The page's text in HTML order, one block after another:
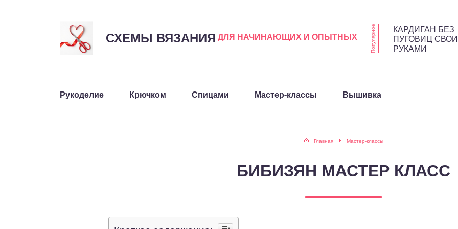
СХЕМЫ ВЯЗАНИЯ ДЛЯ НАЧИНАЮЩИХ И ОПЫТНЫХ Популярное
КАРДИГАН БЕЗ
ПУГОВИЦ
РУКАМИ
Рукоделие Крючком Спицами Мастер-классы Вышивка
Главная Мастер-классы
БИБИЗЯН МАСТЕР КЛАСС